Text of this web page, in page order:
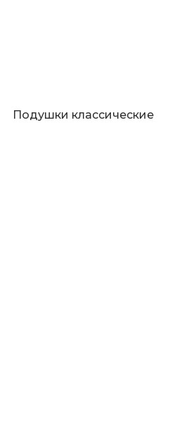
Подушки классические